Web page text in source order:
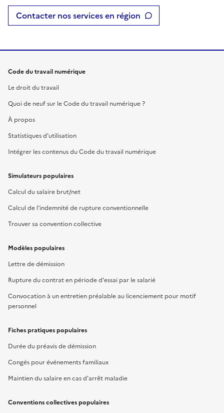
Contacter nos services en région
Code du travail numérique
Le droit du travail
Quoi de neuf sur le Code du travail numérique ?
À propos
Statistiques d'utilisation
Intégrer les contenus du Code du travail numérique
Simulateurs populaires
Calcul du salaire brut/net
Calcul de l'indemnité de rupture conventionnelle
Trouver sa convention collective
Modèles populaires
Lettre de démission
Rupture du contrat en période d'essai par le salarié
Convocation à un entretien préalable au licenciement pour motif
personnel
Fiches pratiques populaires
Durée du préavis de démission
Congés pour événements familiaux
Maintien du salaire en cas d'arrêt maladie
Conventions collectives populaires